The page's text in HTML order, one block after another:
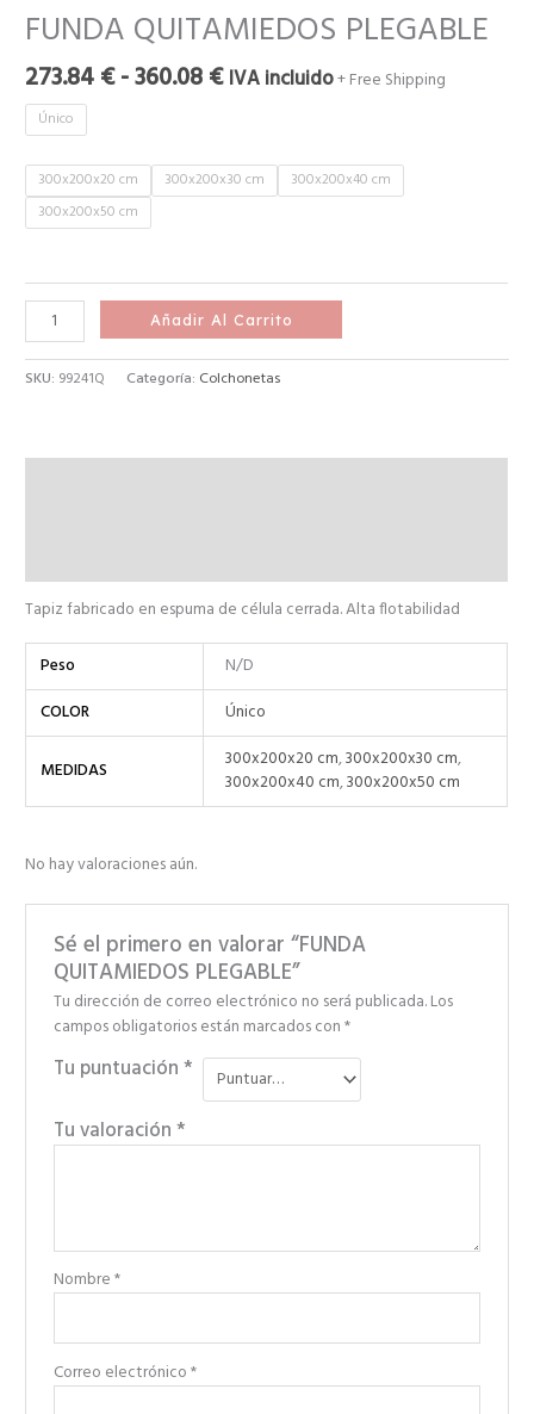
FUNDA QUITAMIEDOS PLEGABLE
273.84€-360.08€ IVA incluido+ Free Shipping
Único
300x200x20 cm 300x200x30 cm
300x200x40 cm
300x200x50 cm
Añadir Al Carrito
SKU: 99241Q Categoría: Colchonetas
Tapiz fabricado en espuma de célula cerrada. Alta flotabilidad
Peso
N/D
COLOR
Único
MEDIDAS 300x200x20 cm,300x200x30 cm,
300x200x40 cm,300x200x50 cm
No hay valoraciones aún.
Sé el primero en valorar “FUNDA
QUITAMIEDOS PLEGABLE”
Tu dirección de correo electrónico no será publicada.Los
campos obligatorios están marcados con*
Tu puntuación*
Tu valoración*
Nombre*
Correo electrónico*